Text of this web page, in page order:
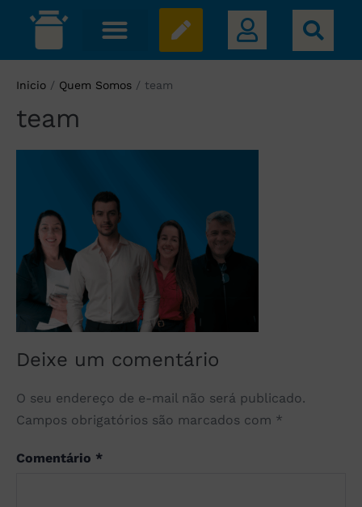
Inicio / Quem Somos / team
team
Deixe um comentário
O seu endereço de e-mail não será publicado.
Campos obrigatórios são marcados com *
Comentário *